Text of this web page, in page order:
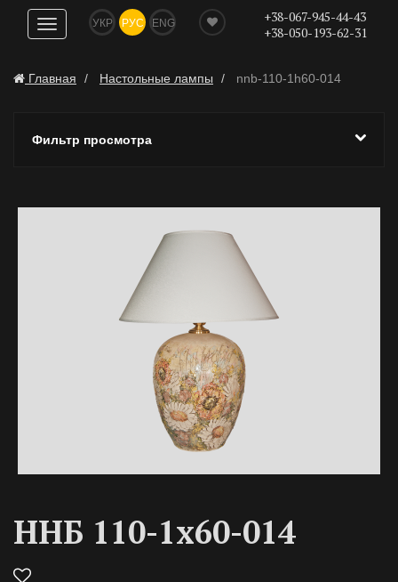
Показать
навигацию
УКР РУС ENG
+38-067-945-44-43
+38-050-193-62-31
Главная Настольные лампы nnb-110-1h60-014
Фильтр просмотра
ННБ 110-1х60-014